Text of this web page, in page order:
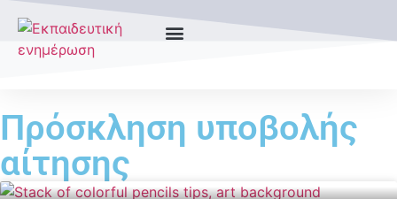
Πρόσκληση υποβολής
αίτησης